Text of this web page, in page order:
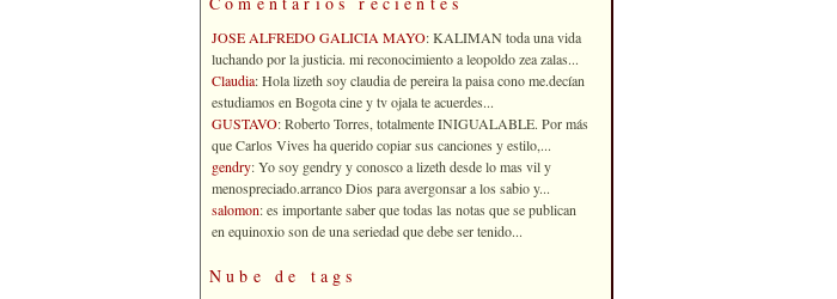
JOSE ALFREDO GALICIA MAYO: KALIMAN toda una vida
luchando por la justicia. mi reconocimiento a leopoldo zea zalas...
Claudia: Hola lizeth soy claudia de pereira la paisa cono me.decían
estudiamos en Bogota cine y tv ojala te acuerdes...
GUSTAVO: Roberto Torres, totalmente INIGUALABLE. Por más
que Carlos Vives ha querido copiar sus canciones y estilo,...
gendry: Yo soy gendry y conosco a lizeth desde lo mas vil y
menospreciado.arranco Dios para avergonsar a los sabio y...
salomon: es importante saber que todas las notas que se publican
en equinoxio son de una seriedad que debe ser tenido...
Nube de tags